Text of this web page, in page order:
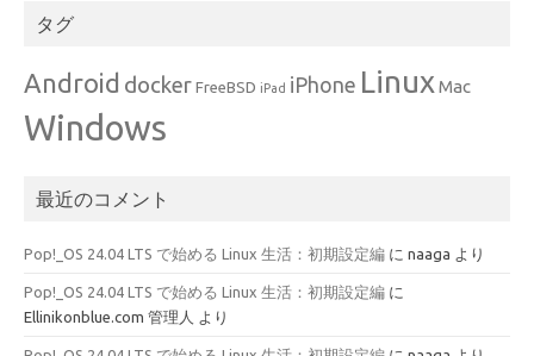
タグ
Android docker FreeBSD iPad iPhone Linux Mac
Windows
最近のコメント
Pop!_OS 24.04 LTS で始める Linux 生活：初期設定編 に naaga より
Pop!_OS 24.04 LTS で始める Linux 生活：初期設定編 に
Ellinikonblue.com 管理人
より